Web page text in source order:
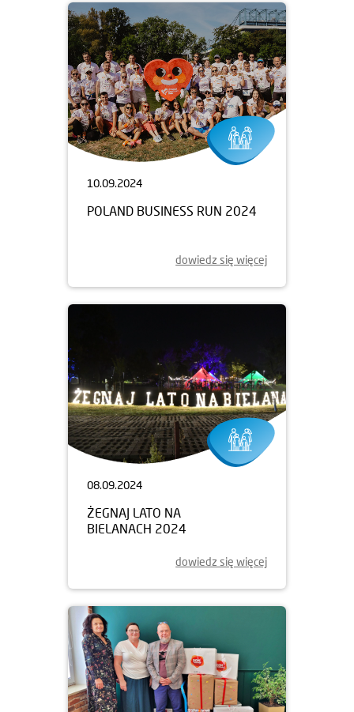
10.09.2024
POLAND BUSINESS RUN 2024
dowiedz się więcej
08.09.2024
ŻEGNAJ LATO NA
BIELANACH 2024
dowiedz się więcej